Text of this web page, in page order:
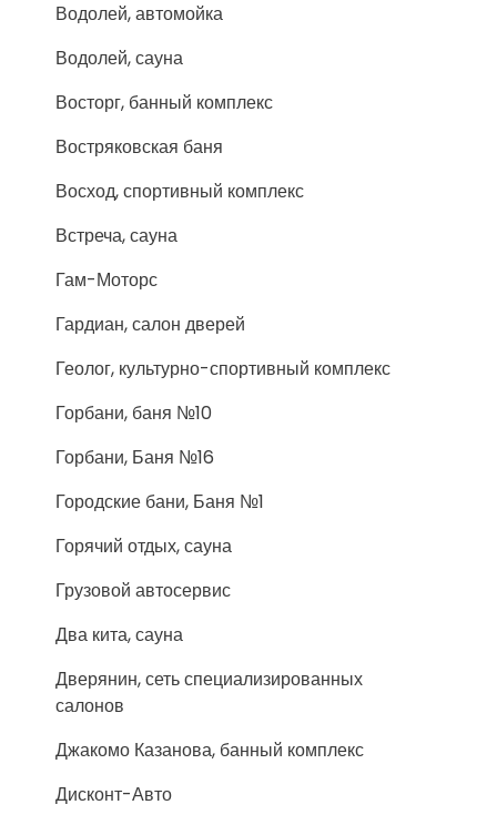
Водолей, автомойка
Водолей, сауна
Восторг, банный комплекс
Востряковская баня
Восход, спортивный комплекс
Встреча, сауна
Гам-Моторс
Гардиан, салон дверей
Геолог, культурно-спортивный комплекс
Горбани, баня №10
Горбани, Баня №16
Городские бани, Баня №1
Горячий отдых, сауна
Грузовой автосервис
Два кита, сауна
Дверянин, сеть специализированных
салонов
Джакомо Казанова, банный комплекс
Дисконт-Авто